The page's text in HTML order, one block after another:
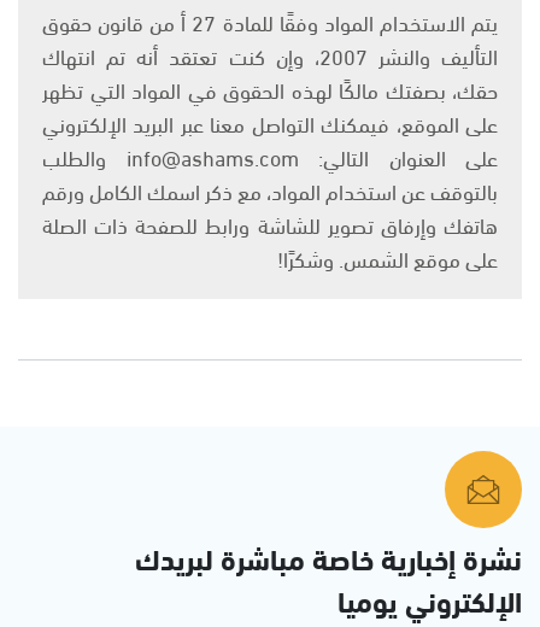
يتم الاستخدام المواد وفقًا للمادة 27 أ من قانون حقوق
التأليف والنشر 2007، وإن كنت تعتقد أنه تم انتهاك
حقك، بصفتك مالكًا لهذه الحقوق في المواد التي تظهر
على الموقع، فيمكنك التواصل معنا عبر البريد الإلكتروني
على العنوان التالي: info@ashams.com والطلب
بالتوقف عن استخدام المواد، مع ذكر اسمك الكامل ورقم
هاتفك وإرفاق تصوير للشاشة ورابط للصفحة ذات الصلة
على موقع الشمس. وشكرًا!
نشرة إخبارية خاصة مباشرة لبريدك
الإلكتروني يوميا